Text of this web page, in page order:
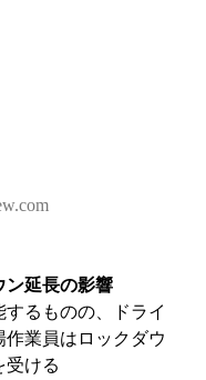
するものの、ドライ
作業員はロックダウ
受ける